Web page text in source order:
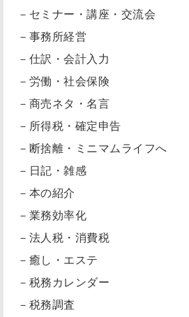
－セミナー・講座・交流会
－事務所経営
－仕訳・会計入力
－労働・社会保険
－商売ネタ・名言
－所得税・確定申告
－断捨離・ミニマムライフへ
－日記・雑感
－本の紹介
－業務効率化
－法人税・消費税
－癒し・エステ
－税務カレンダー
－税務調査